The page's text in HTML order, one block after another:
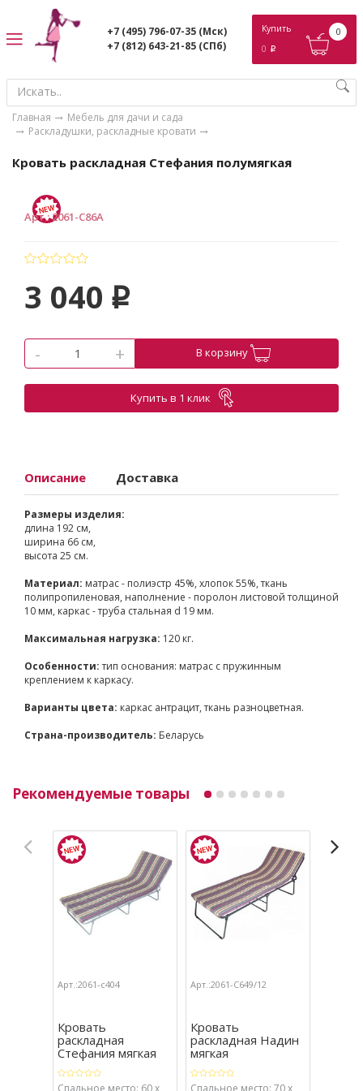
+7 (495) 796-07-35 (Мск)
+7 (812) 643-21-85 (СПб)
Купить
0 p
0
Главная
Мебель для дачи и сада
Раскладушки, раскладные кровати
Кровать раскладная Стефания полумягкая
Арт.:2061-С86А
3 040 p
- + В корзину
Купить в 1 клик
Описание Доставка
Размеры изделия:
длина 192 см,
ширина 66 см,
высота 25 см.
Материал: матрас - полиэстр 45%, хлопок 55%, ткань
полипропиленовая, наполнение - поролон листовой толщиной
10 мм, каркас - труба стальная d 19 мм.
Максимальная нагрузка: 120 кг.
Особенности:тип основания: матрас с пружинным
креплением к каркасу.
Варианты цвета: каркас антрацит, ткань разноцветная.
Страна-производитель: Беларусь
Рекомендуемые товары
Арт.:2061-с404
Кровать
раскладная
Стефания мягкая
Спальное место: 60 х
Арт.:2061-С649/12
Кровать
раскладная Надин
мягкая
Спальное место: 70 х